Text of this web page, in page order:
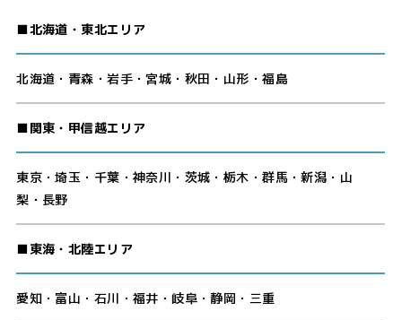
■北海道・東北エリア
北海道・青森・岩手・宮城・秋田・山形・福島
■関東・甲信越エリア
東京・埼玉・千葉・神奈川・茨城・栃木・群馬・新潟・山
梨・長野
■東海・北陸エリア
愛知・富山・石川・福井・岐阜・静岡・三重